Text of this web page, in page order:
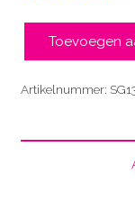
Golden
SG133
Toevoegen
Artikelnummer: